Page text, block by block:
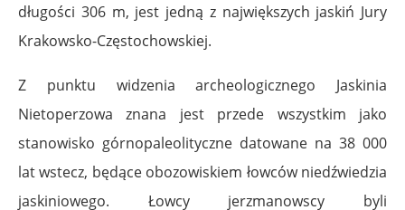
długości 306 m, jest jedną z największych jaskiń Jury
Krakowsko-Częstochowskiej.
Z punktu widzenia archeologicznego Jaskinia
Nietoperzowa znana jest przede wszystkim jako
stanowisko górnopaleolityczne datowane na 38 000
lat wstecz, będące obozowiskiem łowców niedźwiedzia
jaskiniowego. Łowcy jerzmanowscy byli